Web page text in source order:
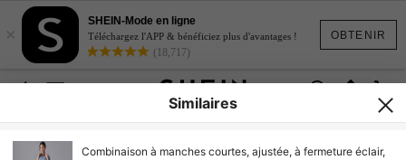
OBTENIR
×
SHEIN-Mode en ligne
Téléchargez l'APP & bénéficiez plus d'avantages !
(18,717)
Similaires
Combinaison à manches courtes, ajustée, à fermeture éclair,